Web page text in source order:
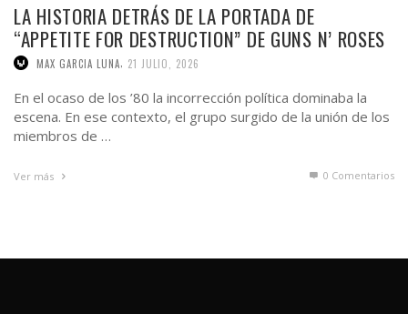
LA HISTORIA DETRÁS DE LA PORTADA DE
“APPETITE FOR DESTRUCTION” DE GUNS N’ ROSES
MAX GARCIA LUNA 21 JULIO, 2026
En el ocaso de los ’80 la incorrección política dominaba la
escena. En ese contexto, el grupo surgido de la unión de los
miembros de …
Ver más 0 Comentarios